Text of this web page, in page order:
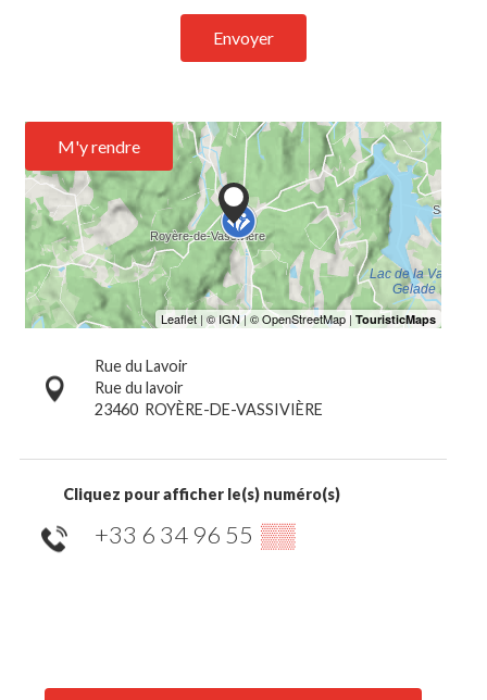
Envoyer
M'y rendre
Rue du Lavoir
Rue du lavoir
23460 ROYÈRE-DE-VASSIVIÈRE
Cliquez pour afficher le(s) numéro(s)
+33 6 34 96 55 ▒▒